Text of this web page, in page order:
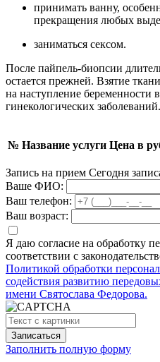
принимать ванну,
прекращения любых
заниматься сексом.
После пайпель-биопсии
остается прежней. Взятие
на наступление беременности
гинекологических заболеваний.
№ Название услуги Цена в
Запись на прием Сегодня
Ваше ФИО:
Ваш телефон:
Ваш возраст:
Я даю согласие на обработку
соответствии с
Политикой обработки
содействия развитию
имени Святослава Федорова.
Заполнить полную форму